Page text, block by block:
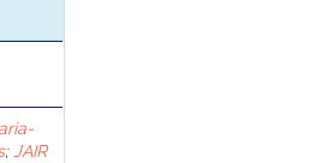
; JAIR